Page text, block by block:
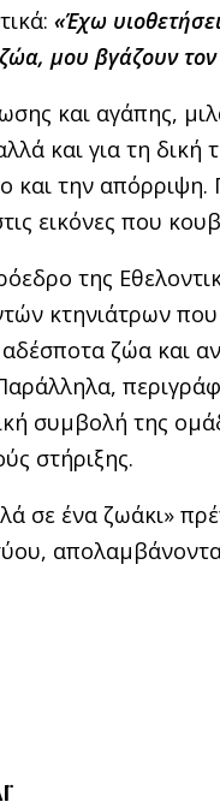
«Έχω
μου βγάζουν
και αγάπης,
και για τη
την απόρριψη.
εικόνες που
της
κτηνιάτρων
ζώα και
συμβολή της
στήριξης.
σε ένα ζωάκι»